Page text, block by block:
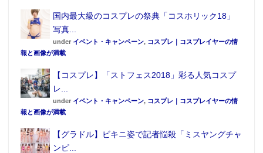
国内最大級のコスプレの祭典「コスホリック18」
写真...
under イベント・キャンペーン, コスプレ｜コスプレイヤーの情
報と画像が満載
【コスプレ】「ストフェス2018」彩る人気コスプ
レ...
under イベント・キャンペーン, コスプレ｜コスプレイヤーの情
報と画像が満載
【グラドル】ビキニ姿で記者悩殺「ミスヤングチャ
ンピ...